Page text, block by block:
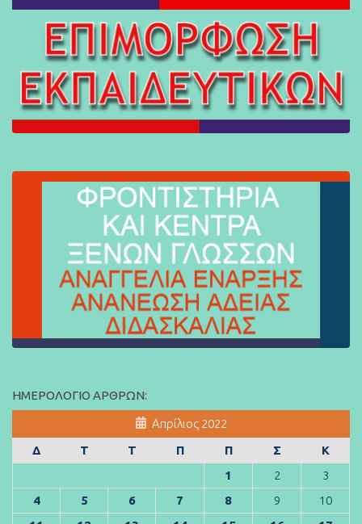
ΗΜΕΡΟΛΌΓΙΟ ΆΡΘΡΩΝ:
Απρίλιος 2022
Δ
Τ Τ Π Π Σ
Κ
1
2
3
4
5 6 7 8 9
10